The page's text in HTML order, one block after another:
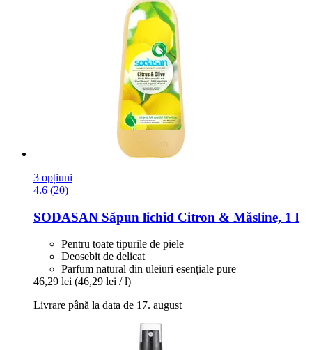
3 opțiuni
4.6 (20)
SODASAN Săpun lichid Citron & Măsline, 1 l
Pentru toate tipurile de piele
Deosebit de delicat
Parfum natural din uleiuri esențiale pure
46,29 lei (46,29 lei / l)
Livrare până la data de 17. august